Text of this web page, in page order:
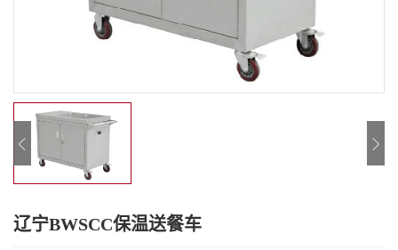
辽宁BWSCC保温送餐车